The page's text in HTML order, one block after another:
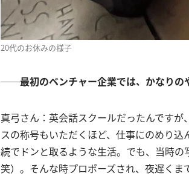
20代のお休みの様子
──最初のベンチャー企業では、かなりの
真弓さん：英会話スクールだったんです
スの称号もいただくほど、仕事にのめり
続でドンと取るような生活。でも、当時
笑）。そんな時プロポーズされ、夜遅く